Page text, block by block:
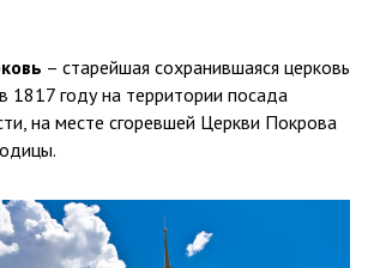
– старейшая сохранившаяся церковь
1817 году на территории посада
на месте сгоревшей Церкви Покрова